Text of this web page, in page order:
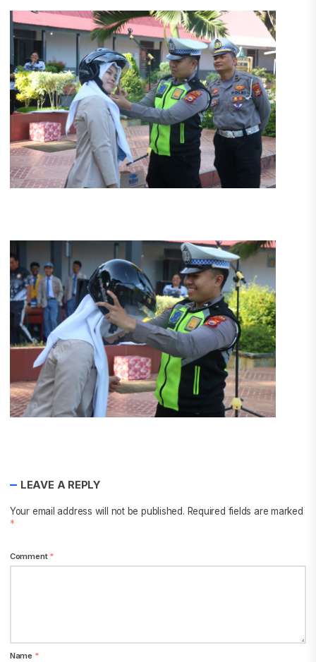
LEAVE A REPLY
Your email address will not be published. Required fields are marked
*
Comment *
Name *